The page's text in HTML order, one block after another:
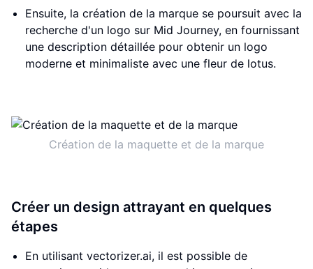
Ensuite, la création de la marque se poursuit avec la
recherche d'un logo sur Mid Journey, en fournissant
une description détaillée pour obtenir un logo
moderne et minimaliste avec une fleur de lotus.
Création de la maquette et de la marque
Créer un design attrayant en quelques
étapes
En utilisant vectorizer.ai, il est possible de